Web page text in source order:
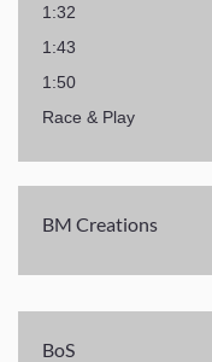
1:32
1:43
1:50
Race & Play
BM Creations
BoS